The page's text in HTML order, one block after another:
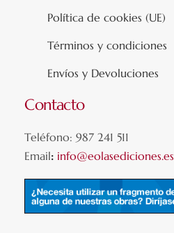
Política de cookies (UE)
Términos y condiciones
Envíos y Devoluciones
Contacto
Teléfono: 987 241 511
Email: info@eolasediciones.es